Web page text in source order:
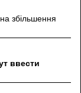
збільшення
ввести